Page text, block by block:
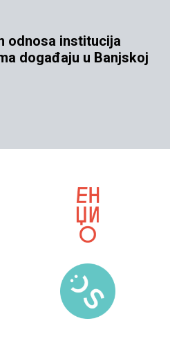
odnosa institucija
događaju u Banjskoj